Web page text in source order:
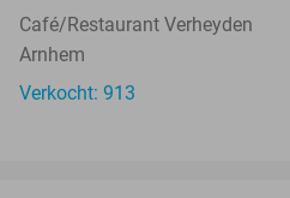
Café/Restaurant Verheyden
Arnhem
Verkocht: 913